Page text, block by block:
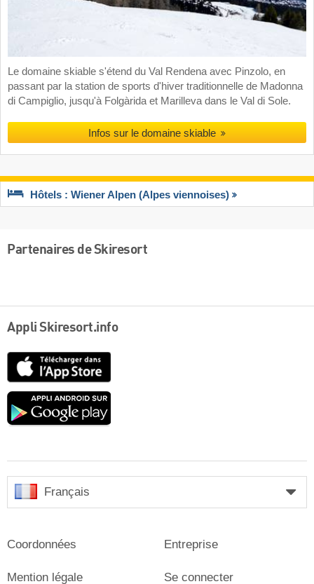
Le domaine skiable s'étend du Val Rendena avec Pinzolo, en
passant par la station de sports d'hiver traditionnelle de Madonna
di Campiglio, jusqu'à Folgàrida et Marilleva dans le Val di Sole.
Infos sur le domaine skiable
Hôtels : Wiener Alpen (Alpes viennoises)
Partenaires de Skiresort
Appli Skiresort.info
Google
Français
Coordonnées
Mention légale
Entreprise
Se connecter